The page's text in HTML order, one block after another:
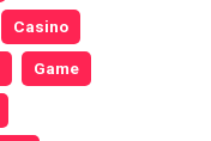
Casino
Game